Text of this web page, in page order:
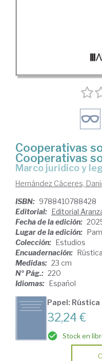
Cooperativas
Cooperativas
Marco jurídico y
Hernández Cáceres,
ISBN: 9788410788428
Editorial: Editorial
Fecha de la edición:
Lugar de la edición:
Colección: Estudios
Encuadernación: Rústica
Medidas: 23 cm
Nº Pág.: 220
Idiomas: Español
Papel: Rústica
32,24 €
Stock en